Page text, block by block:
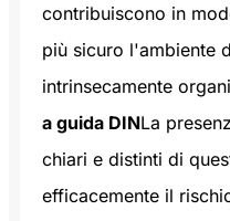
contribuiscono in
più sicuro l'ambiente
intrinsecamente
a guida DINLa
chiari e distinti di
efficacemente il